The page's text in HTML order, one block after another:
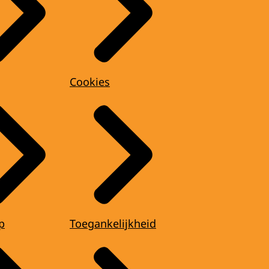
Cookies
Toegankelijkheid